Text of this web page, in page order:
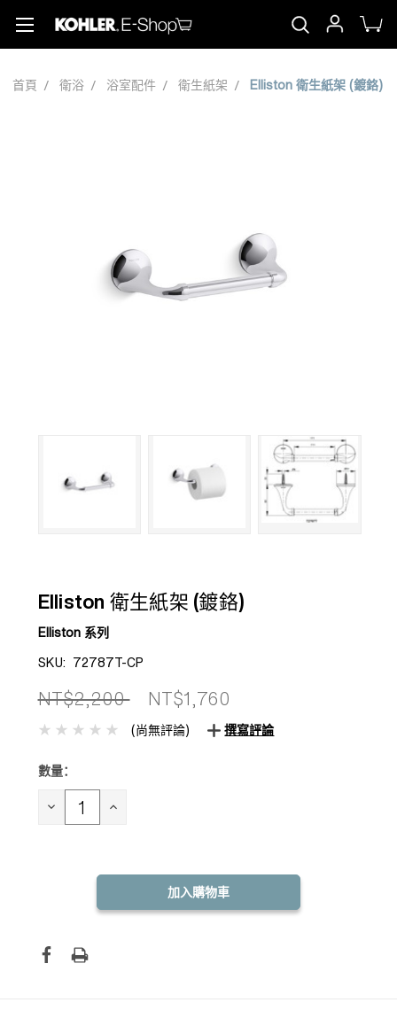
首頁 衛浴 浴室配件 衛生紙架 Elliston 衛生紙架 (鍍鉻)
Elliston 衛生紙架 (鍍鉻)
Elliston 系列
SKU: 72787T-CP
NT$2,200 NT$1,760
(尚無評論) 撰寫評論
目前
存：
數量：
減 增